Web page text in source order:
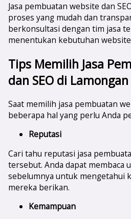
Jasa pembuatan website dan
proses yang mudah dan
berkonsultasi dengan tim jasa
menentukan kebutuhan website
Tips Memilih Jasa
dan SEO di Lamongan
Saat memilih jasa pembuatan
beberapa hal yang perlu Anda
Reputasi
Cari tahu reputasi jasa
tersebut. Anda dapat membaca
sebelumnya untuk mengetahui
mereka berikan.
Kemampuan